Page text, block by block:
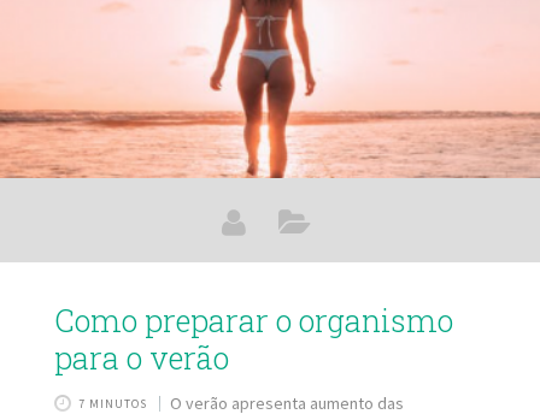
Como preparar o organismo
para o verão
7 MINUTOS
O verão apresenta aumento das